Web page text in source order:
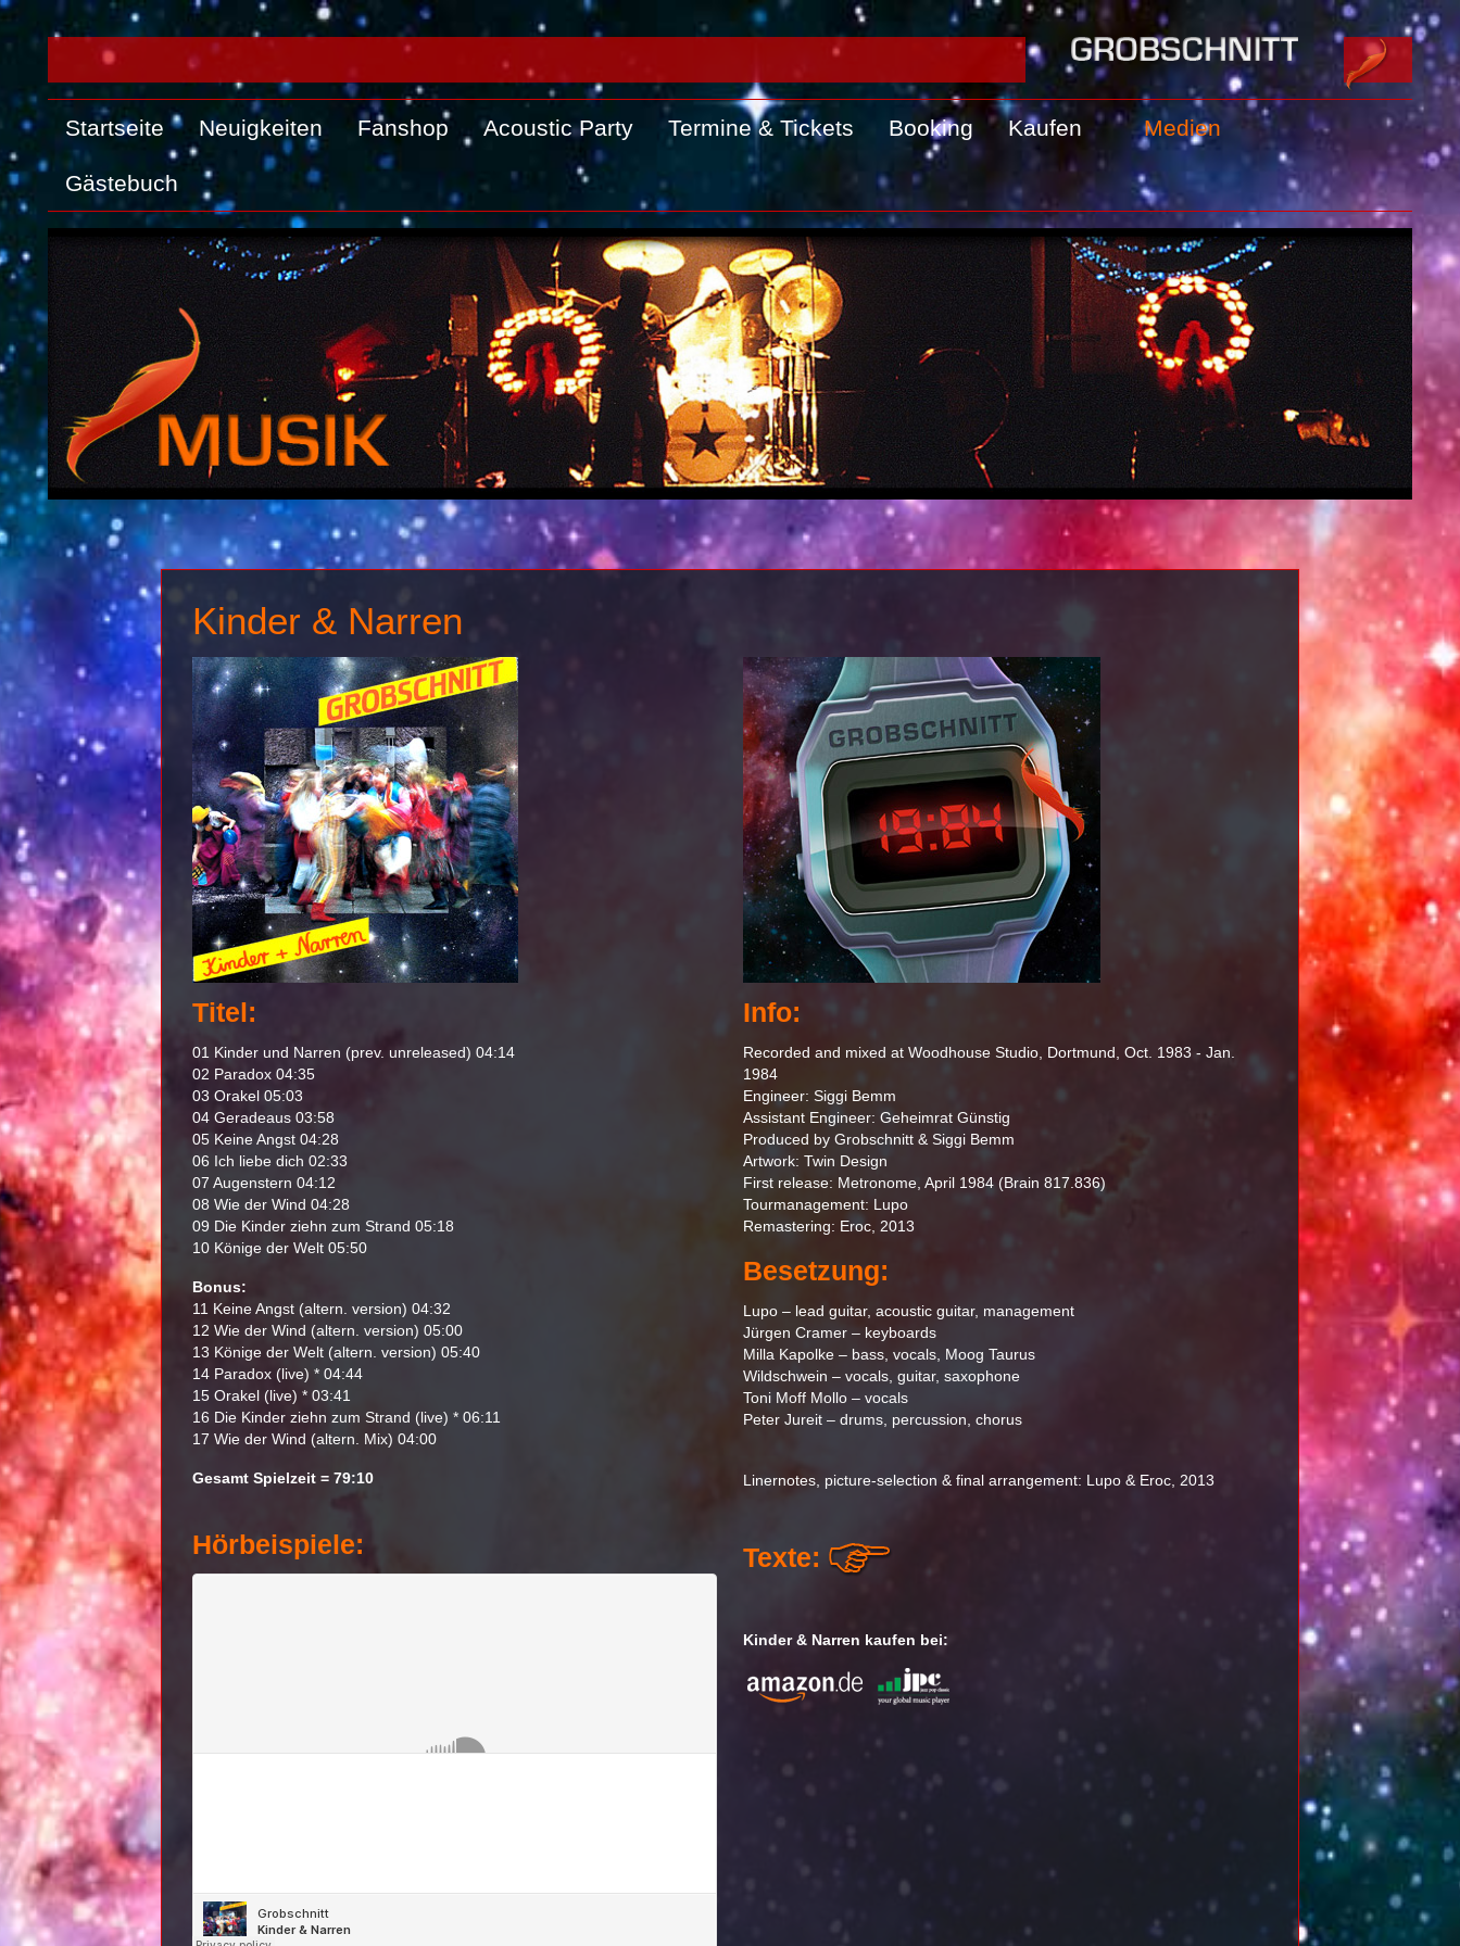
Startseite Neuigkeiten Fanshop Acoustic Party Termine & Tickets Booking Kaufen Medien
Gästebuch
Kinder & Narren
Titel:
01 Kinder und Narren (prev. unreleased) 04:14
02 Paradox 04:35
03 Orakel 05:03
04 Geradeaus 03:58
05 Keine Angst 04:28
06 Ich liebe dich 02:33
07 Augenstern 04:12
08 Wie der Wind 04:28
09 Die Kinder ziehn zum Strand 05:18
10 Könige der Welt 05:50
Bonus:
11 Keine Angst (altern. version) 04:32
12 Wie der Wind (altern. version) 05:00
13 Könige der Welt (altern. version) 05:40
14 Paradox (live) * 04:44
15 Orakel (live) * 03:41
16 Die Kinder ziehn zum Strand (live) * 06:11
17 Wie der Wind (altern. Mix) 04:00
Gesamt Spielzeit = 79:10
Hörbeispiele:
Info:
Recorded and mixed at Woodhouse Studio, Dortmund, Oct. 1983 - Jan.
1984
Engineer: Siggi Bemm
Assistant Engineer: Geheimrat Günstig
Produced by Grobschnitt & Siggi Bemm
Artwork: Twin Design
First release: Metronome, April 1984 (Brain 817.836)
Tourmanagement: Lupo
Remastering: Eroc, 2013
Besetzung:
Lupo – lead guitar, acoustic guitar, management
Jürgen Cramer – keyboards
Milla Kapolke – bass, vocals, Moog Taurus
Wildschwein – vocals, guitar, saxophone
Toni Moff Mollo – vocals
Peter Jureit – drums, percussion, chorus
Linernotes, picture-selection & final arrangement: Lupo & Eroc, 2013
Texte:
Kinder & Narren kaufen bei: